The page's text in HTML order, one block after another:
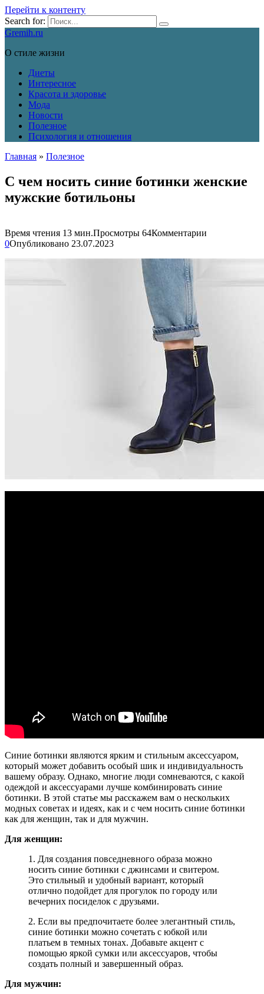
Перейти к контенту
Search for:
Gremih.ru
О стиле жизни
Диеты
Интересное
Красота и здоровье
Мода
Новости
Полезное
Психология и отношения
Главная » Полезное
С чем носить синие ботинки женские
мужские ботильоны
Время чтения 13 мин.Просмотры 64Комментарии
0Опубликовано 23.07.2023
Синие ботинки являются ярким и стильным аксессуаром,
который может добавить особый шик и индивидуальность
вашему образу. Однако, многие люди сомневаются, с какой
одеждой и аксессуарами лучше комбинировать синие
ботинки. В этой статье мы расскажем вам о нескольких
модных советах и идеях, как и с чем носить синие ботинки
как для женщин, так и для мужчин.
Для женщин:
1. Для создания повседневного образа можно
носить синие ботинки с джинсами и свитером.
Это стильный и удобный вариант, который
отлично подойдет для прогулок по городу или
вечерних посиделок с друзьями.
2. Если вы предпочитаете более элегантный стиль,
синие ботинки можно сочетать с юбкой или
платьем в темных тонах. Добавьте акцент с
помощью яркой сумки или аксессуаров, чтобы
создать полный и завершенный образ.
Для мужчин: